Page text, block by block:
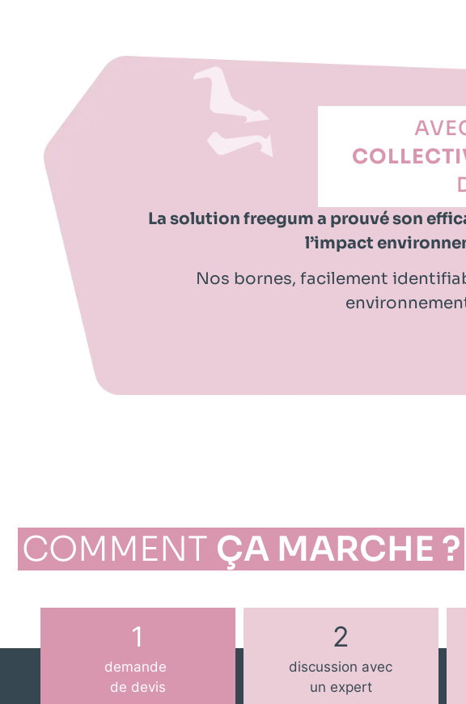
La solution freegum a prouvé son
l’impact
Nos bornes, facilement
COMMENT ÇA MARCHE ?
1
demande
de devis
2
discussion avec
un expert